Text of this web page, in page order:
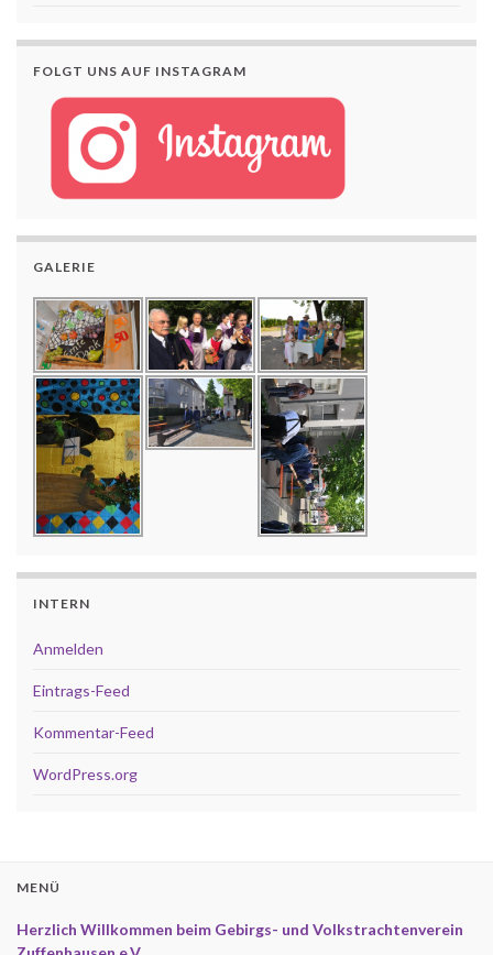
FOLGT UNS AUF INSTAGRAM
GALERIE
INTERN
Anmelden
Eintrags-Feed
Kommentar-Feed
WordPress.org
MENÜ
Herzlich Willkommen beim Gebirgs- und Volkstrachtenverein